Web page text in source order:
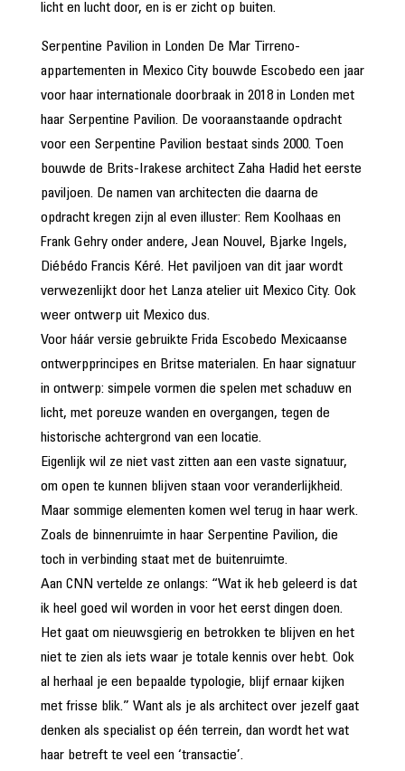
licht en lucht door, en is er zicht op buiten.
Serpentine Pavilion in Londen De Mar Tirreno-
appartementen in Mexico City bouwde Escobedo een jaar
voor haar internationale doorbraak in 2018 in Londen met
haar Serpentine Pavilion. De vooraanstaande opdracht
voor een Serpentine Pavilion bestaat sinds 2000. Toen
bouwde de Brits-Irakese architect Zaha Hadid het eerste
paviljoen. De namen van architecten die daarna de
opdracht kregen zijn al even illuster: Rem Koolhaas en
Frank Gehry onder andere, Jean Nouvel, Bjarke Ingels,
Diébédo Francis Kéré. Het paviljoen van dit jaar wordt
verwezenlijkt door het Lanza atelier uit Mexico City. Ook
weer ontwerp uit Mexico dus.
Voor háár versie gebruikte Frida Escobedo Mexicaanse
ontwerpprincipes en Britse materialen. En haar signatuur
in ontwerp: simpele vormen die spelen met schaduw en
licht, met poreuze wanden en overgangen, tegen de
historische achtergrond van een locatie.
Eigenlijk wil ze niet vast zitten aan een vaste signatuur,
om open te kunnen blijven staan voor veranderlijkheid.
Maar sommige elementen komen wel terug in haar werk.
Zoals de binnenruimte in haar Serpentine Pavilion, die
toch in verbinding staat met de buitenruimte.
Aan CNN vertelde ze onlangs: “Wat ik heb geleerd is dat
ik heel goed wil worden in voor het eerst dingen doen.
Het gaat om nieuwsgierig en betrokken te blijven en het
niet te zien als iets waar je totale kennis over hebt. Ook
al herhaal je een bepaalde typologie, blijf ernaar kijken
met frisse blik.” Want als je als architect over jezelf gaat
denken als specialist op één terrein, dan wordt het wat
haar betreft te veel een ‘transactie’.